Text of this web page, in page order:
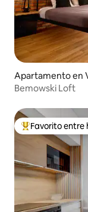
Apartamento en
Bemowski Loft
Favorito entre
Favorito entre